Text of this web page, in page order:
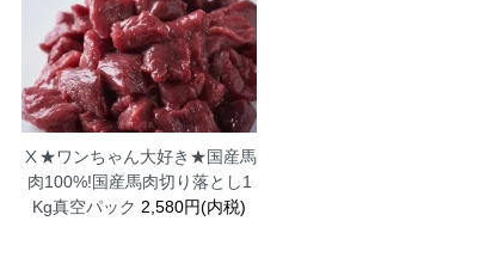
Ⅹ★ワンちゃん大好き★国産馬
肉100%!国産馬肉切り落とし1
Kg真空パック 2,580円(内税)